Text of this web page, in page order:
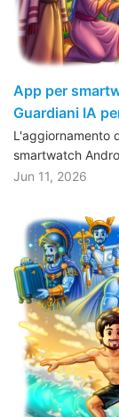
App per
Guardiani IA
L'aggiornamento
smartwatch
Jun 11, 2026